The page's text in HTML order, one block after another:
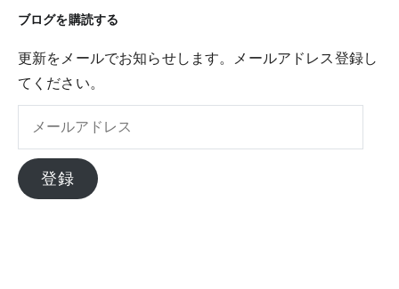
ブログを購読する
更新をメールでお知らせします。メールアドレス登録し
てください。
ル
ア
登録